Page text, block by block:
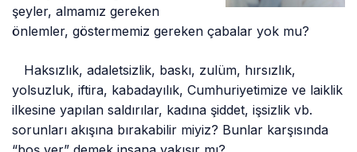
şeyler, almamız gereken
önlemler, göstermemiz gereken çabalar yok mu?
Haksızlık, adaletsizlik, baskı, zulüm, hırsızlık,
yolsuzluk, iftira, kabadayılık, Cumhuriyetimize ve laiklik
ilkesine yapılan saldırılar, kadına şiddet, işsizlik vb.
sorunları akışına bırakabilir miyiz? Bunlar karşısında